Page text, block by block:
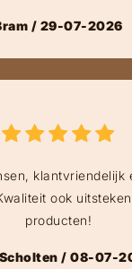
/ 29-07-2026
klantvriendelijk
ook
producten!
/ 08-07-